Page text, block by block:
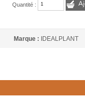
Quantité :
Marque : IDEALPLANT